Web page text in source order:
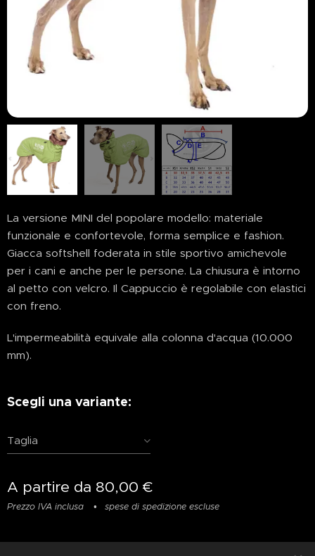
La versione MINI del popolare modello: materiale
funzionale e confortevole, forma semplice e fashion.
Giacca softshell foderata in stile sportivo amichevole
per i cani e anche per le persone. La chiusura è intorno
al petto con velcro. Il Cappuccio è regolabile con elastici
con freno.
L'impermeabilità equivale alla colonna d'acqua (10.000
mm).
Scegli una variante:
Taglia
A partire da 80,00 €
Prezzo IVA inclusa spese di spedizione escluse